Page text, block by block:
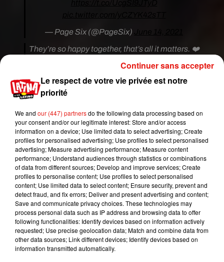
— Page Six (@PageSix)
They’re so happy together, that’s all it matters. ❤️
pic.twitter.com/fuFcgbMZ1A
— bennifer tea (@jloaffleck)June 14, 2021
�x"
pic.twitter.com/QQVSdomtzX
— Jack Napier (@JackNap00749837)June 15,
2021
Comme le précise le média américain, toute la
famille de la chanteuse était présente, y compris
ses enfants, Emme et Max, son ex-mari Marc
Anthony, ainsi que sa mère Guadalupe
Rodriguez ."Elle a 51 ans et a toujours accordé de
l'importance à l’alchimie. Elle se demande
combien de fois la foudre peut frapper au même
endroit.Elle a l'impression qu'il a grandi depuis
Le respect de votre vie privée est notre
priorité
We and our (447) partnersdo the following data processing based on
your consent and/or our legitimate interest: Store and/or access
information on a device; Use limited data to select advertising; Create
profiles for personalised advertising; Use profiles to select personalised
advertising; Measure advertising performance; Measure content
performance; Understand audiences through statistics or combinations
of data from different sources; Develop and improve services; Create
profiles to personalise content; Use profiles to select personalised
content; Use limited data to select content; Ensure security, prevent and
detect fraud, and fix errors; Deliver and present advertising and content;
Save and communicate privacy choices. These technologies may
process personal data such as IP address and browsing data to offer
following functionalities: Identify devices based on information actively
requested; Use precise geolocation data; Match and combine data from
other data sources; Link different devices; Identify devices based on
information transmitted automatically.
Continuer sans accepter